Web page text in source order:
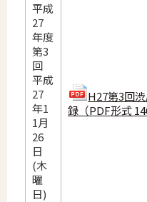
平成
27
年度
第3
回
平成
27
年1
1月
26
日
(木
曜
日)
H27第3回
録（PDF形式